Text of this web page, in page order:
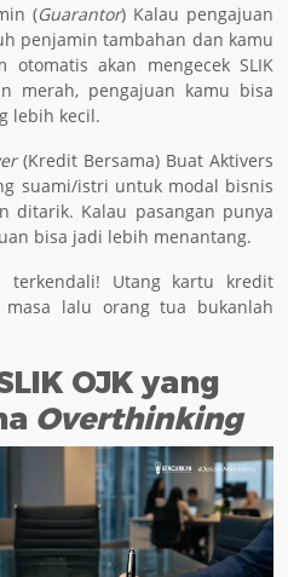
(Guarantor) Kalau pengajuan
penjamin tambahan dan kamu
otomatis akan mengecek SLIK
merah, pengajuan kamu bisa
lebih kecil.
(Kredit Bersama) Buat Aktivers
suami/istri untuk modal bisnis
ditarik. Kalau pasangan punya
bisa jadi lebih menantang.
Utang kartu kredit
masa lalu orang tua bukanlah
OJK yang
Overthinking